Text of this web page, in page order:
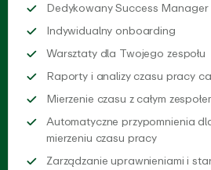
Dedykowany Success Manager
Indywidualny onboarding
Warsztaty dla Twojego zespołu
Raporty i analizy czasu pracy
Mierzenie czasu z całym
Automatyczne przypomnienia
mierzeniu czasu pracyWysyłaj
Zarządzanie uprawnieniami i